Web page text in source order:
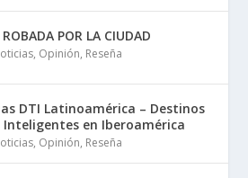
POR LA CIUDAD
, Opinión, Reseña
DTI Latinoamérica – Destinos
en Iberoamérica
, Opinión, Reseña